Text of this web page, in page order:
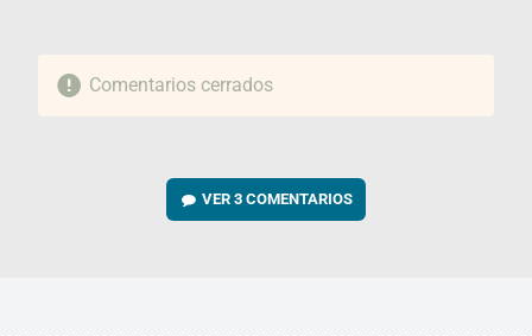
Comentarios cerrados
VER3 COMENTARIOS